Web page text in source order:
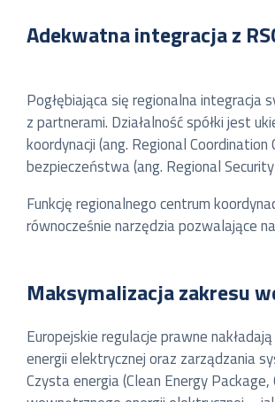
Adekwatna integracja z
Pogłębiająca się regionalna
z partnerami. Działalność spółki jest
koordynacji (ang. Regional
bezpieczeństwa (ang. Regional Security
Funkcję regionalnego centrum
równocześnie narzędzia pozwalające
Maksymalizacja zakresu
Europejskie regulacje prawne
energii elektrycznej oraz zarządzania
Czysta energia (Clean Energy Package,